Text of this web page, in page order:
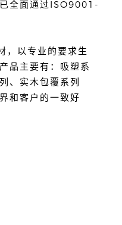
全面通过ISO9001-
，以专业的要求生
品主要有：吸塑系
、实木包覆系列
和客户的一致好